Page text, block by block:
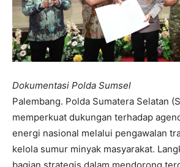
Dokumentasi Polda Sumsel
Palembang. Polda Sumatera Selatan
memperkuat dukungan terhadap
energi nasional melalui pengawalan
kelola sumur minyak masyarakat.